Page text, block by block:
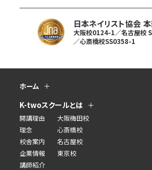
日本ネイリスト協会
大阪校0124-1／名古屋校
／心斎橋校SS0358-1
ホーム
K-twoスクールとは
開講理由
理念
校舎案内
企業情報
講師紹介
大阪梅田校
心斎橋校
名古屋校
東京校